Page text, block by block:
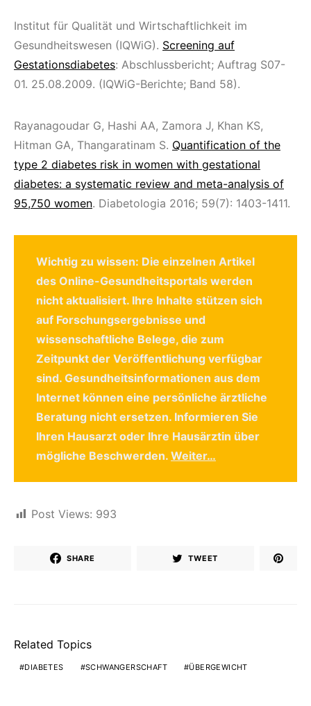
Institut für Qualität und Wirtschaftlichkeit im
Gesundheitswesen (IQWiG). Screening auf
Gestationsdiabetes: Abschlussbericht; Auftrag S07-
01. 25.08.2009. (IQWiG-Berichte; Band 58).
Rayanagoudar G, Hashi AA, Zamora J, Khan KS,
Hitman GA, Thangaratinam S. Quantification of the
type 2 diabetes risk in women with gestational
diabetes: a systematic review and meta-analysis of
95,750 women. Diabetologia 2016; 59(7): 1403-1411.
Wichtig zu wissen: Die einzelnen Artikel
des Online-Gesundheitsportals werden
nicht aktualisiert. Ihre Inhalte stützen sich
auf Forschungsergebnisse und
wissenschaftliche Belege, die zum
Zeitpunkt der Veröffentlichung verfügbar
sind. Gesundheitsinformationen aus dem
Internet können eine persönliche ärztliche
Beratung nicht ersetzen. Informieren Sie
Ihren Hausarzt oder Ihre Hausärztin über
mögliche Beschwerden. Weiter…
Post Views: 993
SHARE TWEET
Related Topics
DIABETES SCHWANGERSCHAFT ÜBERGEWICHT